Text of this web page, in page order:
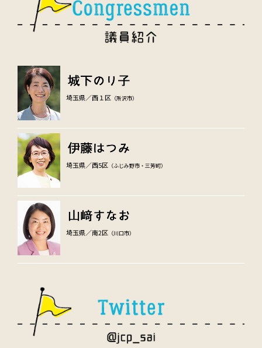
埼玉県／西１区 （所沢市）
埼玉県／西5区 （ふじみ野市・三芳町）
埼玉県／南2区 （川口市）